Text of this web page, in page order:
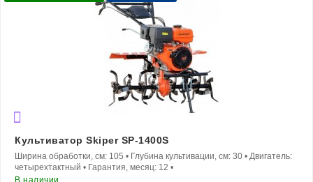
Культиватор Skiper SP-1400S
Ширина обработки, см: 105 • Глубина культивации, см: 30 • Двигатель:
четырехтактный • Гарантия, месяц: 12 •
В наличии